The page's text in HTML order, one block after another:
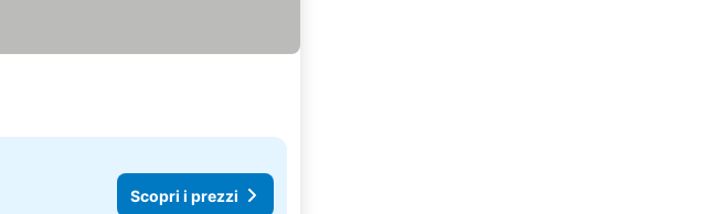
Scopri i prezzi